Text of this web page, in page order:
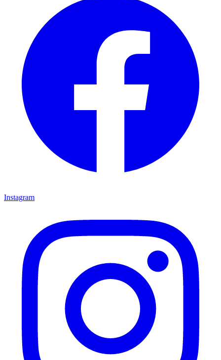
Instagram